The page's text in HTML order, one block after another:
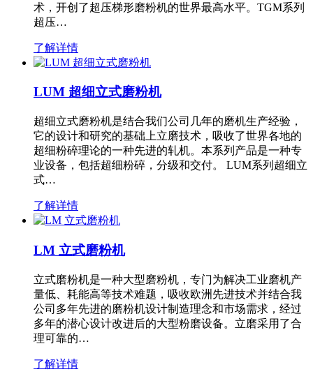
术，开创了超压梯形磨粉机的世界最高水平。TGM系列
超压…
了解详情
LUM 超细立式磨粉机
超细立式磨粉机是结合我们公司几年的磨机生产经验，
它的设计和研究的基础上立磨技术，吸收了世界各地的
超细粉碎理论的一种先进的轧机。本系列产品是一种专
业设备，包括超细粉碎，分级和交付。 LUM系列超细立
式…
了解详情
LM 立式磨粉机
立式磨粉机是一种大型磨粉机，专门为解决工业磨机产
量低、耗能高等技术难题，吸收欧洲先进技术并结合我
公司多年先进的磨粉机设计制造理念和市场需求，经过
多年的潜心设计改进后的大型粉磨设备。立磨采用了合
理可靠的…
了解详情